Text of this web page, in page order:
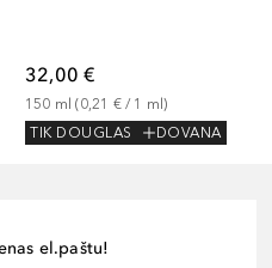
32,00 €
150 ml (0,21 € / 1 ml)
TIK DOUGLAS
DOVANA
el.paštu!